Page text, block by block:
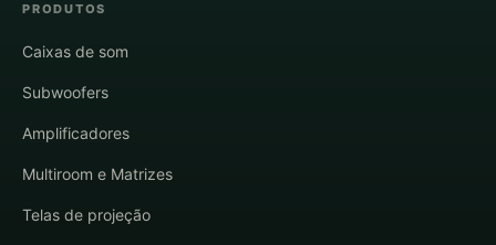
PRODUTOS
Caixas de som
Subwoofers
Amplificadores
Multiroom e Matrizes
Telas de projeção